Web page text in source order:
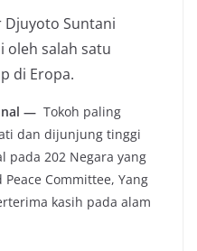
Djuyoto Suntani
oleh salah satu
di Eropa.
— Tokoh paling
dan dijunjung tinggi
pada 202 Negara yang
Committee, Yang
kasih pada alam